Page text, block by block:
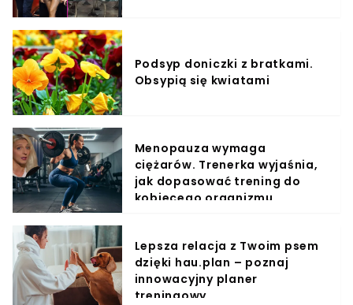
Podsyp doniczki z bratkami.
Obsypią się kwiatami
Menopauza wymaga
ciężarów. Trenerka wyjaśnia,
jak dopasować trening do
kobiecego organizmu
Lepsza relacja z Twoim psem
dzięki hau.plan – poznaj
innowacyjny planer
treningowy